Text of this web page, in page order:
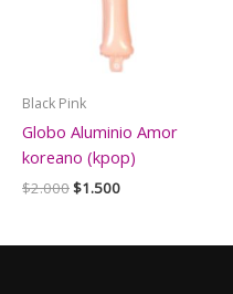
Black Pink
Globo Aluminio Amor
koreano (kpop)
$2.000El
era:
$1.500El
es: